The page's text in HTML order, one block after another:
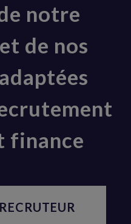
notre
de nos
finance